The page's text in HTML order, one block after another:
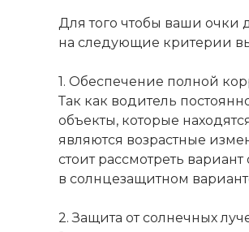
Для того чтобы ваши очки
на следующие критерии
1. Обеспечение полной
Так как водитель
объекты, которые
являются возрастные
стоит рассмотреть
в солнцезащитном
2. Защита от солнечных